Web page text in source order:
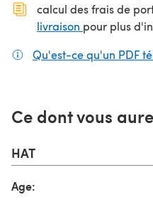
calcul des frais de
livraison (s'ouvre dans
pour plus
Qu'est-ce qu'un PDF
Ce dont vous
HAT
Age: